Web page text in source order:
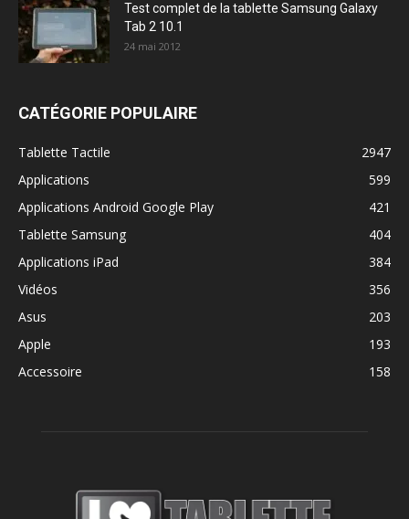
Test complet de la tablette Samsung Galaxy
Tab 2 10.1
24 mai 2012
CATÉGORIE POPULAIRE
Tablette Tactile
2947
Applications
599
Applications Android Google Play
421
Tablette Samsung
404
Applications iPad
384
Vidéos
356
Asus
203
Apple
193
Accessoire
158